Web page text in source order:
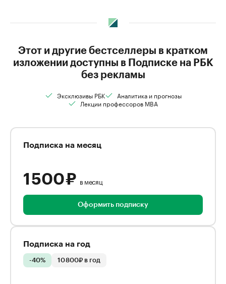
Этот и другие бестселлеры в кратком
изложении доступны в Подписке на РБК
без рекламы
Эксклюзивы РБК
Аналитика и прогнозы
Лекции профессоров MBA
Подписка на месяц
1 500 ₽ в месяц
Оформить подписку
Подписка на год
-40% 10 800₽ в год